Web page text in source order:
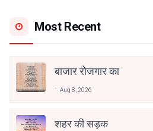
Most Recent
बाजार रोजगार का
Aug 8, 2026
शहर की सड़क